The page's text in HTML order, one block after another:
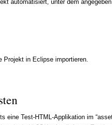
automatisiert, unter dem
Projekt in Eclipse importieren.
eine Test-HTML-Applikation im